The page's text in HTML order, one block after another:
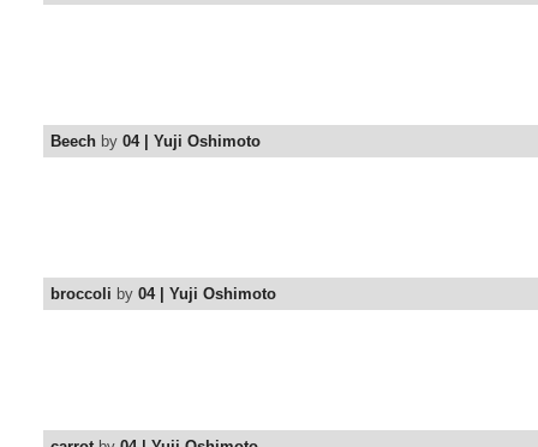
Beech by 04 | Yuji Oshimoto
broccoli by 04 | Yuji Oshimoto